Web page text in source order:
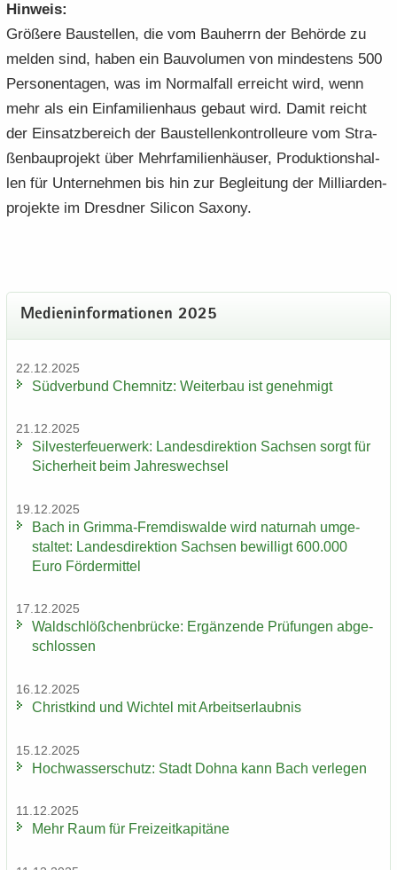
Hin­weis:
Grö­ße­re Bau­stel­len, die vom Bau­herrn der Be­hör­de zu
mel­den sind, haben ein Bau­vo­lu­men von min­des­tens 500
Per­so­nen­ta­gen, was im Nor­mal­fall er­reicht wird, wenn
mehr als ein Ein­fa­mi­li­en­haus ge­baut wird. Damit reicht
der Ein­satz­be­reich der Bau­stel­len­kon­trol­leu­re vom Stra­
ßen­bau­pro­jekt über Mehr­fa­mi­li­en­häu­ser, Pro­duk­ti­ons­hal­
len für Un­ter­neh­men bis hin zur Be­glei­tung der Mil­li­ar­den­
pro­jek­te im Dresd­ner Si­li­con Sa­xo­ny.
Me­di­en­in­for­ma­tio­nen 2025
22.12.2025
Süd­ver­bund Chem­nitz: Wei­ter­bau ist ge­neh­migt
21.12.2025
Sil­ves­ter­feu­er­werk: Lan­des­di­rek­ti­on Sach­sen sorgt für
Si­cher­heit beim Jah­res­wech­sel
19.12.2025
Bach in Grimma-​Fremdiswalde wird na­tur­nah um­ge­
stal­tet: Lan­des­di­rek­ti­on Sach­sen be­wil­ligt 600.000
Euro För­der­mit­tel
17.12.2025
Wald­schlöß­chen­brü­cke: Er­gän­zen­de Prü­fun­gen ab­ge­
schlos­sen
16.12.2025
Christ­kind und Wich­tel mit Ar­beits­er­laub­nis
15.12.2025
Hoch­was­ser­schutz: Stadt Dohna kann Bach ver­le­gen
11.12.2025
Mehr Raum für Frei­zeit­ka­pi­tä­ne